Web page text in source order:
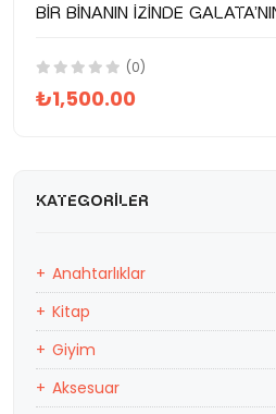
(0)
₺1,500.00
KATEGORILER
Anahtarlıklar
Kitap
Giyim
Aksesuar